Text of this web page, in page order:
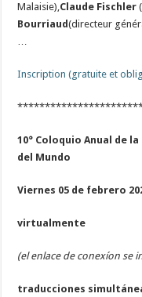
Malaisie),Claude Fischler
Bourriaud(directeur
…
Inscription (gratuite et
10° Coloquio Anual de
del Mundo
Viernes 05 de febrero
virtualmente
(el enlace de conexíon se
traducciones